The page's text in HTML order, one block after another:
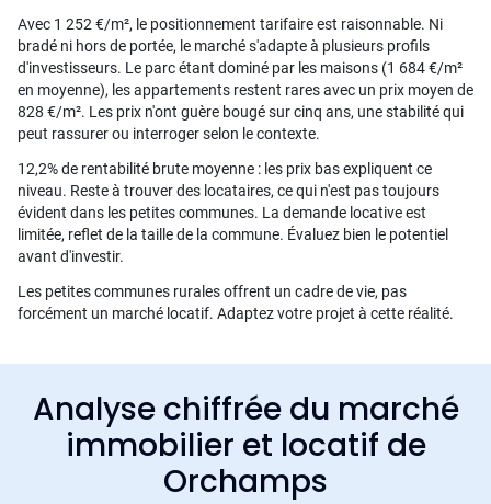
Avec 1 252 €/m², le positionnement tarifaire est raisonnable. Ni
bradé ni hors de portée, le marché s'adapte à plusieurs profils
d'investisseurs. Le parc étant dominé par les maisons (1 684 €/m²
en moyenne), les appartements restent rares avec un prix moyen de
828 €/m². Les prix n'ont guère bougé sur cinq ans, une stabilité qui
peut rassurer ou interroger selon le contexte.
12,2% de rentabilité brute moyenne : les prix bas expliquent ce
niveau. Reste à trouver des locataires, ce qui n'est pas toujours
évident dans les petites communes. La demande locative est
limitée, reflet de la taille de la commune. Évaluez bien le potentiel
avant d'investir.
Les petites communes rurales offrent un cadre de vie, pas
forcément un marché locatif. Adaptez votre projet à cette réalité.
Analyse chiffrée du marché
immobilier et locatif de
Orchamps